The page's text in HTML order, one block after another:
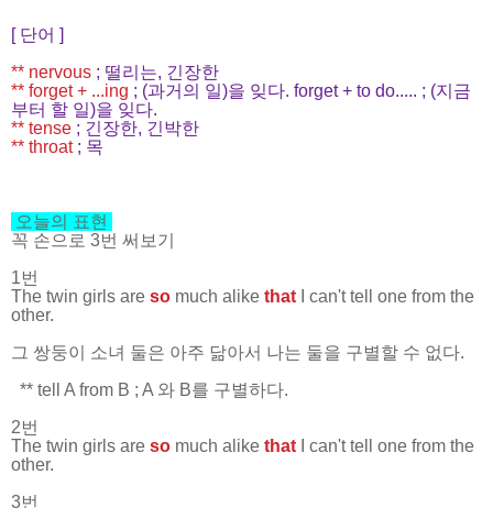
[ 단어 ]
** nervous ; 떨리는, 긴장한
** forget + ...ing ; (과거의 일)을 잊다. forget + to do..... ; (지금
부터 할 일)을 잊다.
** tense ; 긴장한, 긴박한
** throat ; 목
오늘의 표현
꼭 손으로 3번 써보기
1번
The twin girls are so much alike that I can't tell one from the
other.
그 쌍둥이 소녀 둘은 아주 닮아서 나는 둘을 구별할 수 없다.
** tell A from B ; A 와 B를 구별하다.
2번
The twin girls are so much alike that I can't tell one from the
other.
3번